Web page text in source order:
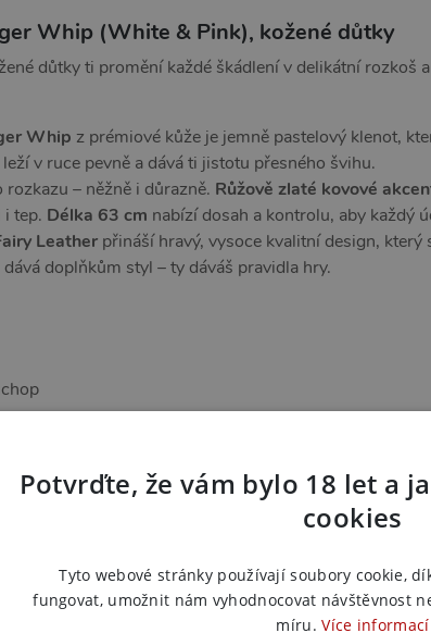
Whip (White & Pink), kožené důtky
důtky ti promění každé škádlení v delikátní rozkoš a
Whip z prémiové kůže je jemně pastelový klenot,
leží v ruce pevně a dává ti jistotu přesného švihu.
– něžně i důrazně. Růžově zlaté kovové
tep. Délka 63 cm nabízí dosah a kontrolu, aby každý
Leather přináší hravý, vysoce kvalitní design, který
dává doplňkům styl – ty dáváš pravidla hry.
i tresty
výměnu rolí i efektní doplnění estetického
k dalšímu zásahu.
Potvrďte, že vám bylo 18 let a
cookies
Tyto webové stránky používají soubory cookie,
fungovat, umožnit nám vyhodnocovat návštěvnost
míru. Více informací